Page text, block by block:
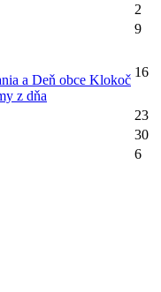
2
9
a Deň obce Klokoč
z dňa
16
23
30
6